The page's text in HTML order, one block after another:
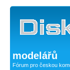
modelářů
Fórum pro českou